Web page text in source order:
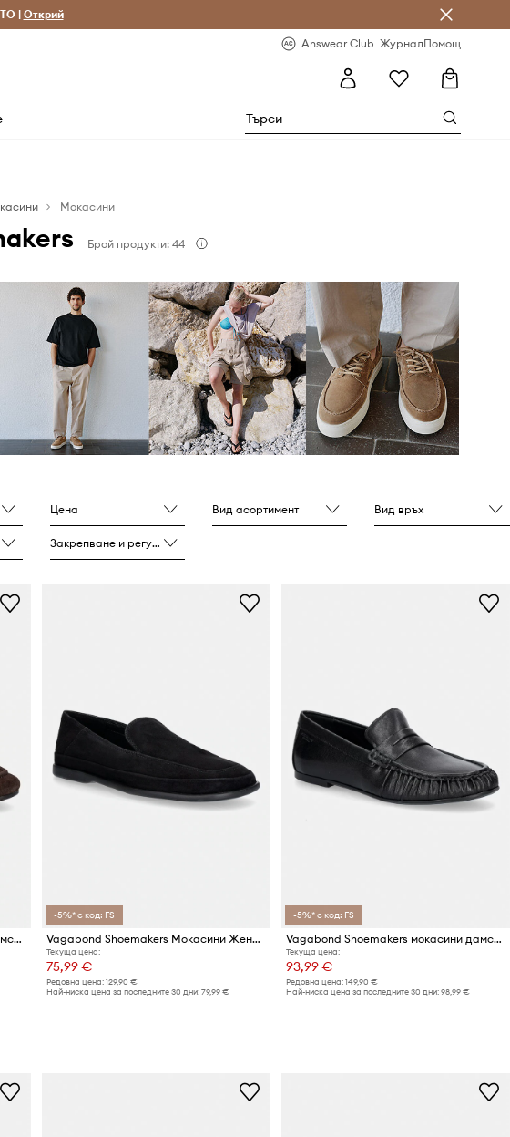
5 дни
|Открий
Answear Club ЖурналПомощ
Мокасини
Брой продукти: 44
Цена Вид асортимент Вид връх
Закрепване и регулиране
Vagabond Shoemakers мокасини дамски от велур HILLARY
-5%* с код: FS
Vagabond Shoemakers Мокасини Женски велурени SAMMIE
Текуща цена:
75,99 €
Редовна цена: 129,90 €
Най-ниска цена за последните 30 дни: 79,99 €
-5%* с код: FS
Vagabond Shoemakers мокасини дамски от кожа ALEYA
Текуща цена:
93,99 €
Редовна цена: 149,90 €
Най-ниска цена за последните 30 дни: 98,99 €